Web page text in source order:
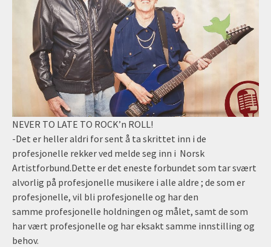
NEVER TO LATE TO ROCK’n ROLL!
-Det er heller aldri for sent å ta skrittet inn i de
profesjonelle rekker ved melde seg inn i Norsk
Artistforbund.Dette er det eneste forbundet som tar svært
alvorlig på profesjonelle musikere i alle aldre ; de som er
profesjonelle, vil bli profesjonelle og har den
samme profesjonelle holdningen og målet, samt de som
har vært profesjonelle og har eksakt samme innstilling og
behov.